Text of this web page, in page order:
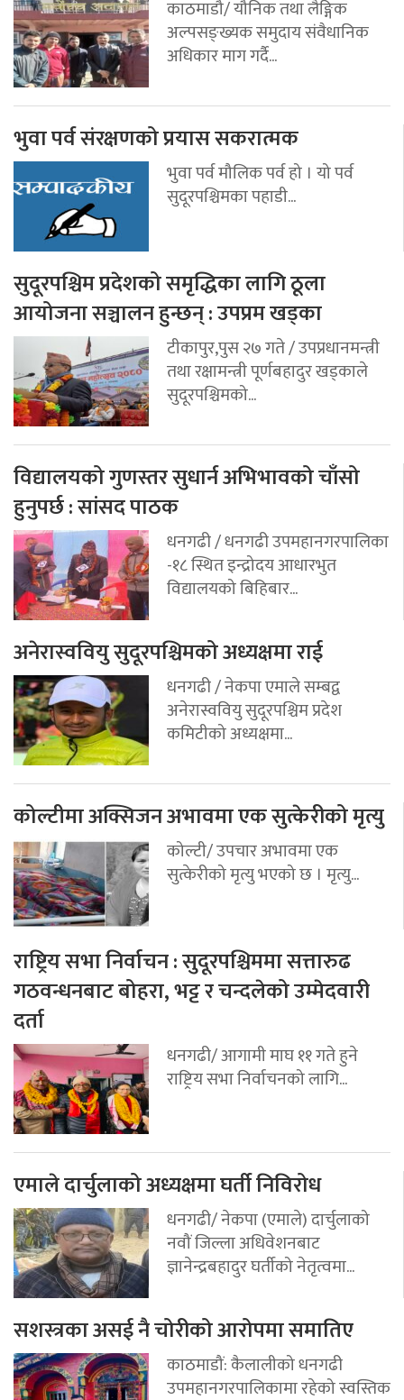
काठमाडौ/ यौनिक तथा लैङ्गिक
अल्पसङ्ख्यक समुदाय संवैधानिक
अधिकार माग गर्दै...
भुवा पर्व संरक्षणको प्रयास सकरात्मक
भुवा पर्व मौलिक पर्व हो । यो पर्व
सुदूरपश्चिमका पहाडी...
सुदूरपश्चिम प्रदेशको समृद्धिका लागि ठूला
आयोजना सञ्चालन हुन्छन् : उपप्रम खड्का
टीकापुर,पुस २७ गते / उपप्रधानमन्त्री
तथा रक्षामन्त्री पूर्णबहादुर खड्काले
सुदूरपश्चिमको...
विद्यालयको गुणस्तर सुधार्न अभिभावको चाँसो
हुनुपर्छ : सांसद पाठक
धनगढी / धनगढी उपमहानगरपालिका
-१८ स्थित इन्द्रोदय आधारभुत
विद्यालयको बिहिबार...
अनेरास्ववियु सुदूरपश्चिमको अध्यक्षमा राई
धनगढी / नेकपा एमाले सम्बद्व
अनेरास्ववियु सुदूरपश्चिम प्रदेश
कमिटीको अध्यक्षमा...
कोल्टीमा अक्सिजन अभावमा एक सुत्केरीको मृत्यु
कोल्टी/ उपचार अभावमा एक
सुत्केरीको मृत्यु भएको छ । मृत्यु...
राष्ट्रिय सभा निर्वाचन : सुदूरपश्चिममा सत्तारुढ
गठवन्धनबाट बोहरा, भट्ट र चन्दलेको उम्मेदवारी
दर्ता
धनगढी/ आगामी माघ ११ गते हुने
राष्ट्रिय सभा निर्वाचनको लागि...
एमाले दार्चुलाको अध्यक्षमा घर्ती निविरोध
धनगढी/ नेकपा (एमाले) दार्चुलाको
नवौं जिल्ला अधिवेशनबाट
ज्ञानेन्द्रबहादुर घर्तीको नेतृत्वमा...
सशस्त्रका असई नै चोरीको आरोपमा समातिए
काठमाडौं: कैलालीको धनगढी
उपमहानगरपालिकामा रहेको स्वस्तिक